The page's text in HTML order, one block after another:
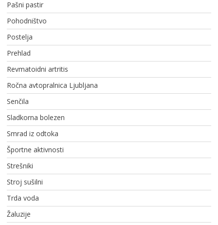
Pašni pastir
Pohodništvo
Postelja
Prehlad
Revmatoidni artritis
Ročna avtopralnica Ljubljana
Senčila
Sladkorna bolezen
Smrad iz odtoka
Športne aktivnosti
Strešniki
Stroj sušilni
Trda voda
Žaluzije